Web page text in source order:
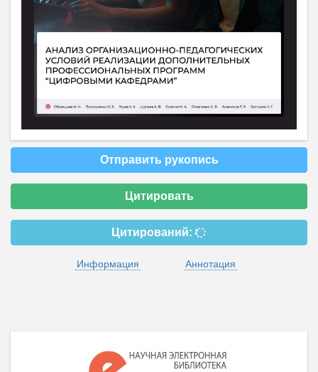
Отправить рукопись
Цитировать
Цитирований:
Информация Аннотация